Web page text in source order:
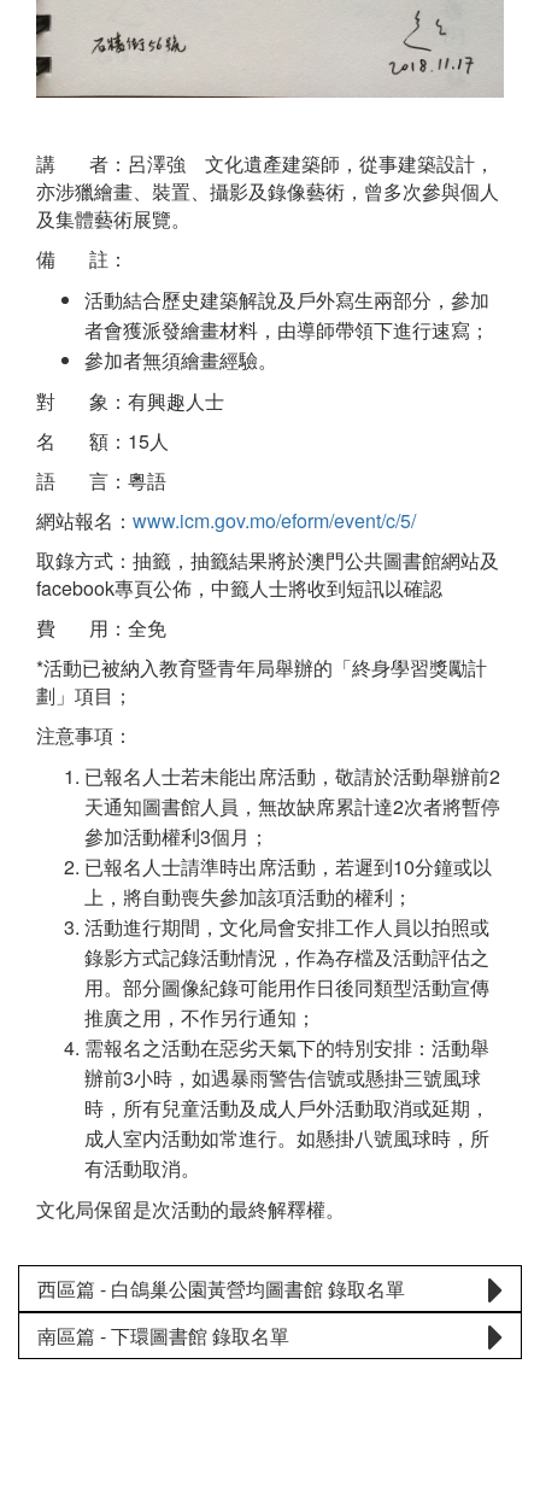
講 者：呂澤強 文化遺產建築師，從事建築設計，
亦涉獵繪畫、裝置、攝影及錄像藝術，曾多次參與個人
及集體藝術展覽。
備 註：
活動結合歷史建築解說及戶外寫生兩部分，參加
者會獲派發繪畫材料，由導師帶領下進行速寫；
參加者無須繪畫經驗。
對 象：有興趣人士
名 額：15人
語 言：粵語
網站報名： www.icm.gov.mo/eform/event/c/5/
取錄方式：抽籤，抽籤結果將於澳門公共圖書館網站及
facebook專頁公佈，中籤人士將收到短訊以確認
費 用：全免
*活動已被納入教育暨青年局舉辦的「終身學習獎勵計
劃」項目；
注意事項：
已報名人士若未能出席活動，敬請於活動舉辦前2
天通知圖書館人員，無故缺席累計達2次者將暫停
參加活動權利3個月；
已報名人士請準時出席活動，若遲到10分鐘或以
上，將自動喪失參加該項活動的權利；
活動進行期間，文化局會安排工作人員以拍照或
錄影方式記錄活動情況，作為存檔及活動評估之
用。部分圖像紀錄可能用作日後同類型活動宣傳
推廣之用，不作另行通知；
需報名之活動在惡劣天氣下的特別安排：活動舉
辦前3小時，如遇暴雨警告信號或懸掛三號風球
時，所有兒童活動及成人戶外活動取消或延期，
成人室内活動如常進行。如懸掛八號風球時，所
有活動取消。
文化局保留是次活動的最終解釋權。
西區篇 - 白鴿巢公園黃營均圖書館 錄取名單
南區篇 - 下環圖書館 錄取名單